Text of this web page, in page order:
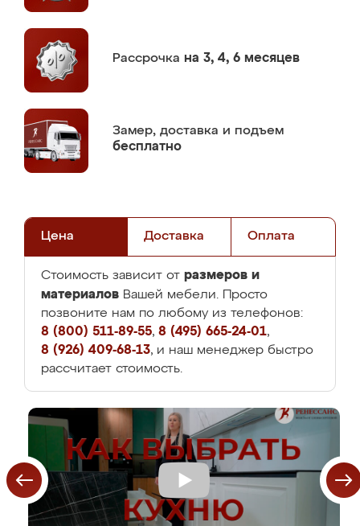
Рассрочка на 3, 4, 6 месяцев
Замер, доставка и подъем
бесплатно
Цена Доставка Оплата
Стоимость зависит от размеров и
материалов Вашей мебели. Просто
позвоните нам по любому из телефонов:
8 (800) 511-89-55, 8 (495) 665-24-01,
8 (926) 409-68-13, и наш менеджер быстро
рассчитает стоимость.